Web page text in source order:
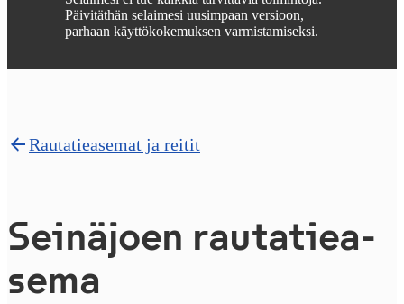
Päivitäthän selaimesi uusimpaan versioon,
parhaan käyttökokemuksen varmistamiseksi.
Rautatieasemat ja reitit
Seinäjoen rau­ta­tie­a­
se­ma